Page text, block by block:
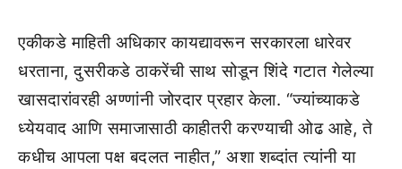
एकीकडे माहिती अधिकार कायद्यावरून सरकारला धारेवर
धरताना, दुसरीकडे ठाकरेंची साथ सोडून शिंदे गटात गेलेल्या
खासदारांवरही अण्णांनी जोरदार प्रहार केला. “ज्यांच्याकडे
ध्येयवाद आणि समाजासाठी काहीतरी करण्याची ओढ आहे, ते
कधीच आपला पक्ष बदलत नाहीत,” अशा शब्दांत त्यांनी या